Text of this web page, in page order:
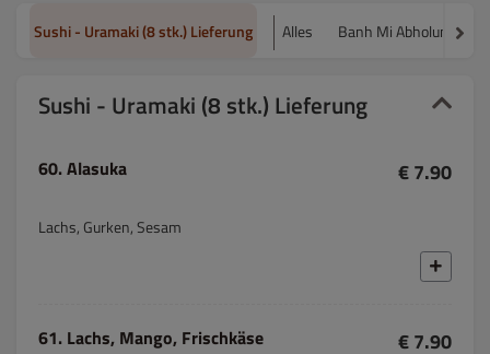
Sushi - Uramaki (8 stk.) Lieferung Alles Banh Mi Abholung
Sushi - Uramaki (8 stk.) Lieferung
60. Alasuka € 7.90
Lachs, Gurken, Sesam
61. Lachs, Mango, Frischkäse € 7.90